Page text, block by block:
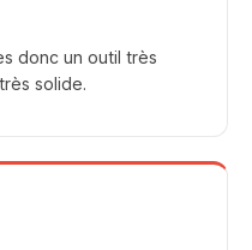
donc un outil très
solide.